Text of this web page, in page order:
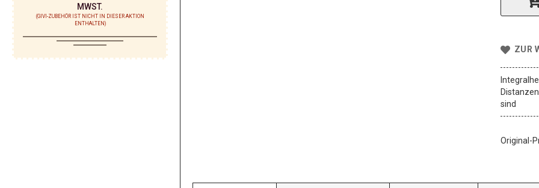
ZUR
sind
Original-
MWST.
(GIVI-ZUBEHÖR IST NICHT IN DIESER AKTION
ENTHALTEN)